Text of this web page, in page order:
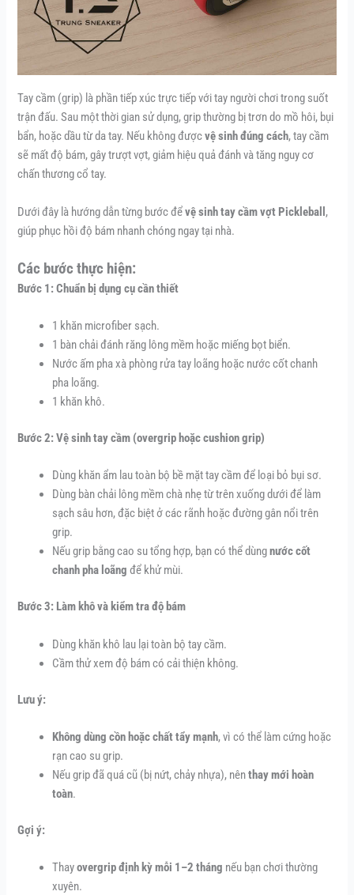
Tay cầm (grip) là phần tiếp xúc trực tiếp với tay người chơi trong suốt
trận đấu. Sau một thời gian sử dụng, grip thường bị trơn do mồ hôi, bụi
bẩn, hoặc dầu từ da tay. Nếu không đượcvệ sinh đúng cách, tay cầm
sẽ mất độ bám, gây trượt vợt, giảm hiệu quả đánh và tăng nguy cơ
chấn thương cổ tay.
Dưới đây là hướng dẫn từng bước đểvệ sinh tay cầm vợt Pickleball ,
giúp phục hồi độ bám nhanh chóng ngay tại nhà.
Các bước thực hiện:
Bước 1: Chuẩn bị dụng cụ cần thiết
1 khăn microfiber sạch.
1 bàn chải đánh răng lông mềm hoặc miếng bọt biển.
Nước ấm pha xà phòng rửa tay loãng hoặc nước cốt chanh
pha loãng.
1 khăn khô.
Bước 2: Vệ sinh tay cầm (overgrip hoặc cushion grip)
Dùng khăn ẩm lau toàn bộ bề mặt tay cầm để loại bỏ bụi sơ.
Dùng bàn chải lông mềm chà nhẹ từ trên xuống dưới để làm
sạch sâu hơn, đặc biệt ở các rãnh hoặc đường gân nổi trên
grip.
Nếu grip bằng cao su tổng hợp, bạn có thể dùngnước cốt
chanh pha loãng để khử mùi.
Bước 3: Làm khô và kiểm tra độ bám
Dùng khăn khô lau lại toàn bộ tay cầm.
Cầm thử xem độ bám có cải thiện không.
Lưu ý:
Không dùng cồn hoặc chất tẩy mạnh, vì có thể làm cứng hoặc
rạn cao su grip.
Nếu grip đã quá cũ (bị nứt, chảy nhựa), nênthay mới hoàn
toàn.
Gợi ý:
Thayovergrip định kỳ mỗi 1–2 tháng nếu bạn chơi thường
xuyên.